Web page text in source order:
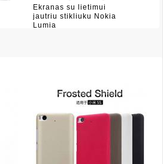
Ekranas su lietimui
jautriu stikliuku Nokia
Lumia